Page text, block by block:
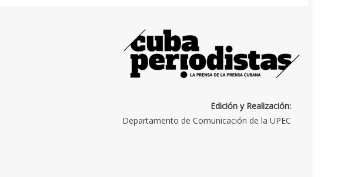
Edición y Realización:
Departamento de Comunicación de la UPEC